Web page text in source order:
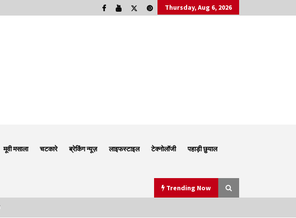
Thursday, Aug 6, 2026
मूवी मसाला चटकारे ब्रेकिंग न्यूज़ लाइफस्टाइल टेक्नोलॉजी पहाड़ी छुयाल
Trending Now